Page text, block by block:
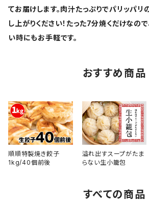
てお届けします。肉汁たっぷりでパリッパ
し上がりください！たった7分焼くだけなの
い時にもお手軽です。
おすすめ商品
順順特製焼き餃子
1kg/40個前後
溢れ出すスープがたま
らない生小籠包
すべての商品